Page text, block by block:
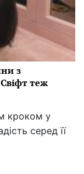
з
теж
кроком у
серед її